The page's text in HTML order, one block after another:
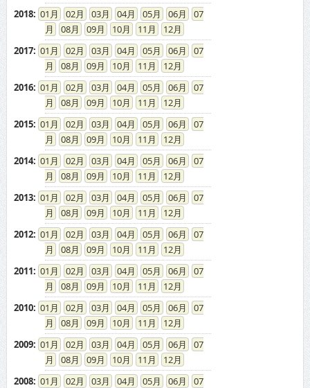
2018: 01 02 03 04 05 06
07
08
09 10 11
12
2017: 01 02 03 04 05 06
07
08
09 10 11
12
2016: 01 02 03 04 05 06
07
08
09 10 11
12
2015: 01 02 03 04 05 06
07
08
09 10 11
12
2014: 01 02 03 04 05 06
07
08
09 10 11
12
2013: 01 02 03 04 05 06
07
08
09 10 11
12
2012: 01 02 03 04 05 06
07
08
09 10 11
12
2011: 01 02 03 04 05 06
07
08
09 10 11
12
2010: 01 02 03 04 05 06
07
08
09 10 11
12
2009: 01 02 03 04 05 06
07
08
09 10 11
12
2008: 01 02 03 04 05 06
07